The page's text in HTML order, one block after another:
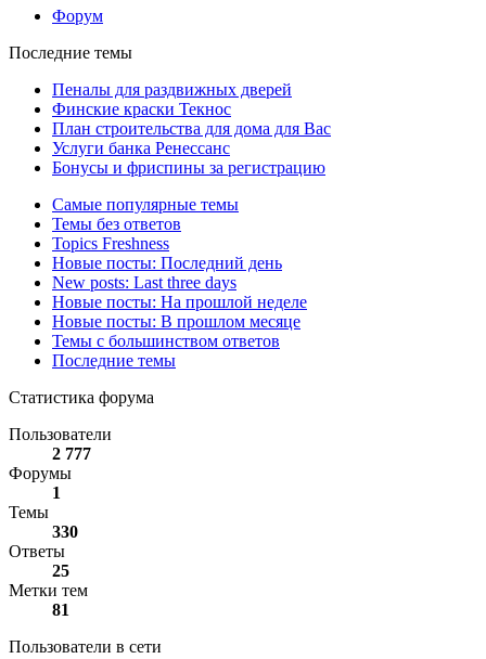
Форум
Последние темы
Пеналы для раздвижных дверей
Финские краски Текнос
План строительства для дома для Вас
Услуги банка Ренессанс
Бонусы и фриспины за регистрацию
Самые популярные темы
Темы без ответов
Topics Freshness
Новые посты: Последний день
New posts: Last three days
Новые посты: На прошлой неделе
Новые посты: В прошлом месяце
Темы с большинством ответов
Последние темы
Статистика форума
Пользователи
2 777
Форумы
1
Темы
330
Ответы
25
Метки тем
81
Пользователи в сети